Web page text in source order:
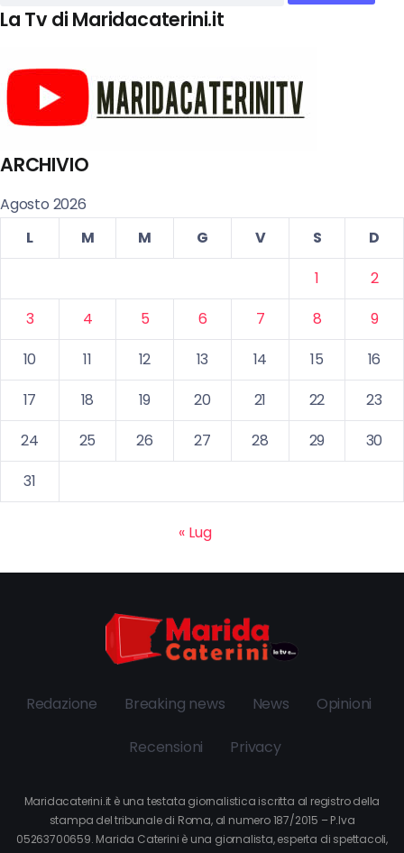
La Tv di Maridacaterini.it
ARCHIVIO
Agosto 2026
L
M M G V S
D
1
2
3
4 5 6 7 8
9
10
11 12 13 14 15
16
17
18 19 20 21 22
23
24
25 26 27 28 29
30
31
« Lug
Redazione Breaking news News Opinioni
Recensioni Privacy
Maridacaterini.it è una testata giornalistica iscritta al registro della
stampa del tribunale di Roma, al numero 187/2015 – P.Iva
05263700659. Marida Caterini è una giornalista, esperta di spettacoli,